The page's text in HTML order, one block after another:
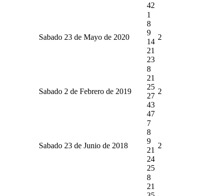
42
Sabado 23 de Mayo de 2020
1
8
9
14
21
23
2
Sabado 2 de Febrero de 2019
8
21
25
27
43
47
2
Sabado 23 de Junio de 2018
7
8
9
21
24
25
2
8
21